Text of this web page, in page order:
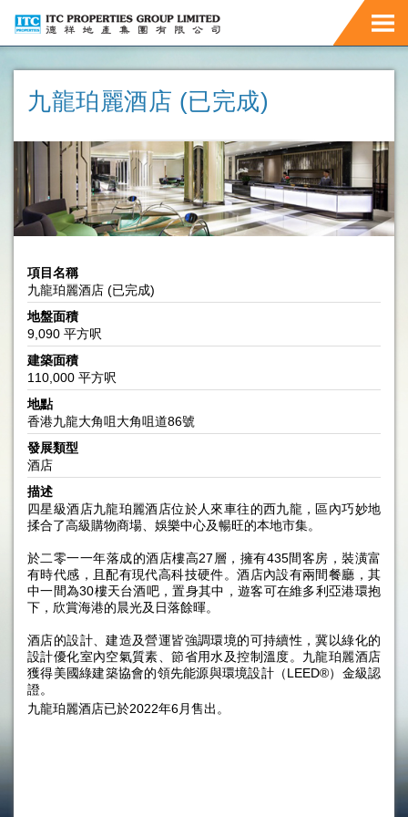
九龍珀麗酒店 (已完成)
項目名稱
九龍珀麗酒店 (已完成)
地盤面積
9,090 平方呎
建築面積
110,000 平方呎
地點
香港九龍大角咀大角咀道86號
發展類型
酒店
描述
四星級酒店九龍珀麗酒店位於人來車往的西九龍，區內巧妙地
揉合了高級購物商場、娛樂中心及暢旺的本地市集。
於二零一一年落成的酒店樓高27層，擁有435間客房，裝潢富
有時代感，且配有現代高科技硬件。酒店內設有兩間餐廳，其
中一間為30樓天台酒吧，置身其中，遊客可在維多利亞港環抱
下，欣賞海港的晨光及日落餘暉。
酒店的設計、建造及營運皆強調環境的可持續性，冀以綠化的
設計優化室內空氣質素、節省用水及控制溫度。九龍珀麗酒店
獲得美國綠建築協會的領先能源與環境設計（LEED®）金級認
證。
九龍珀麗酒店已於2022年6月售出。